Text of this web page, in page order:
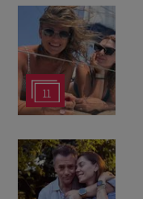
11